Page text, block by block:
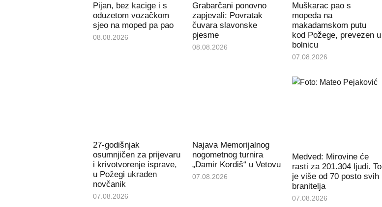
Pijan, bez kacige i s
oduzetom vozačkom
sjeo na moped pa pao
08.08.2026
Grabarčani ponovno
zapjevali: Povratak
čuvara slavonske
pjesme
08.08.2026
Muškarac pao s
mopeda na
makadamskom putu
kod Požege, prevezen u
bolnicu
07.08.2026
27-godišnjak
osumnjičen za prijevaru
i krivotvorenje isprave,
u Požegi ukraden
novčanik
07.08.2026
Najava Memorijalnog
nogometnog turnira
„Damir Kordiš“ u Vetovu
07.08.2026
Medved: Mirovine će
rasti za 201.304 ljudi. To
je više od 70 posto svih
branitelja
07.08.2026